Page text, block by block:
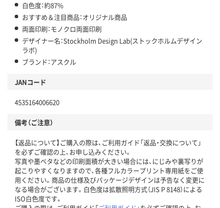
白色度：約87%
おすすめ＆注目商品：オリジナル商品
両面印刷：モノクロ両面印刷
デザイナー名：Stockholm Design Lab(ストックホルムデザイン
ラボ)
ブランド：アスクル
JANコード
4535164006620
備考（ご注意）
【返品について】ご購入の際は、ご利用ガイド「返品・交換について」
を必ずご確認の上、お申し込みください。
写真や墨ベタなどの印刷面積が大きい場合には、にじみや裏写りが
起こりやすくなりますので、各種フルカラープリント専用紙をご使
用ください。商品の仕様及びパッケージデザインは予告なく変更に
なる場合がございます。白色度は拡散照明方式（JIS P 8148）による
ISO白色度です。